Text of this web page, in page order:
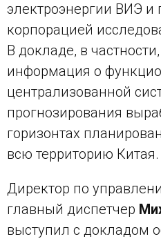
электроэнергии ВИЭ и
корпорацией
В докладе, в
информация о
централизованной
прогнозирования
горизонтах
всю территорию Китая.
Директор по
главный диспетчер
выступил с докладом